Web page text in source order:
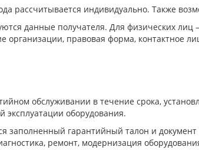
рассчитывается индивидуально. Также
данные получателя. Для физических
организации, правовая форма, контактное
обслуживании в течение срока,
эксплуатации оборудования.
заполненный гарантийный талон и
ремонт, модернизация